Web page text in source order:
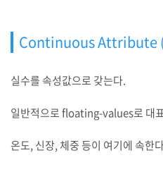
Continuous Attribute (
실수를 속성값으로 갖는다.
일반적으로 floating-values로 대
온도, 신장, 체중 등이 여기에 속한